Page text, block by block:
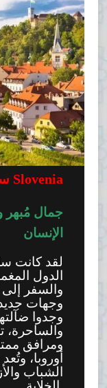
سلوفينيا Slovenia
جمال مُبهر
الإنسان
لقد كانت
الدول
والسفر إلى
وجهات
وجدوا
والساحرة،
ومرافق
أوروبا،
الشباب